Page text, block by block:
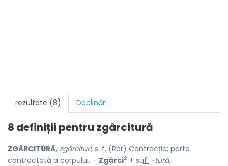
rezultate (8) Declinări
8 definiții pentru zgârcitură
ZGÂRCITÚRĂ, zgârcituri, s. f. (Rar) Contracție; parte
contractată a corpului. – Zgârci2 + suf. -tură.